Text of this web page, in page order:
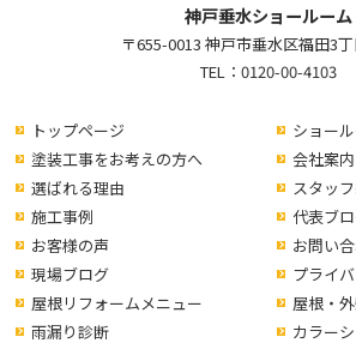
神戸垂水ショールーム
〒655-0013 神戸市垂水区福田3
TEL： 0120-00-4103
トップページ
塗装工事をお考えの方へ
選ばれる理由
ショー
会社案内
スタッ
施工事例
お客様の声
現場ブログ
代表ブ
お問い
プライ
屋根リフォームメニュー
雨漏り診断
屋根・
カラー